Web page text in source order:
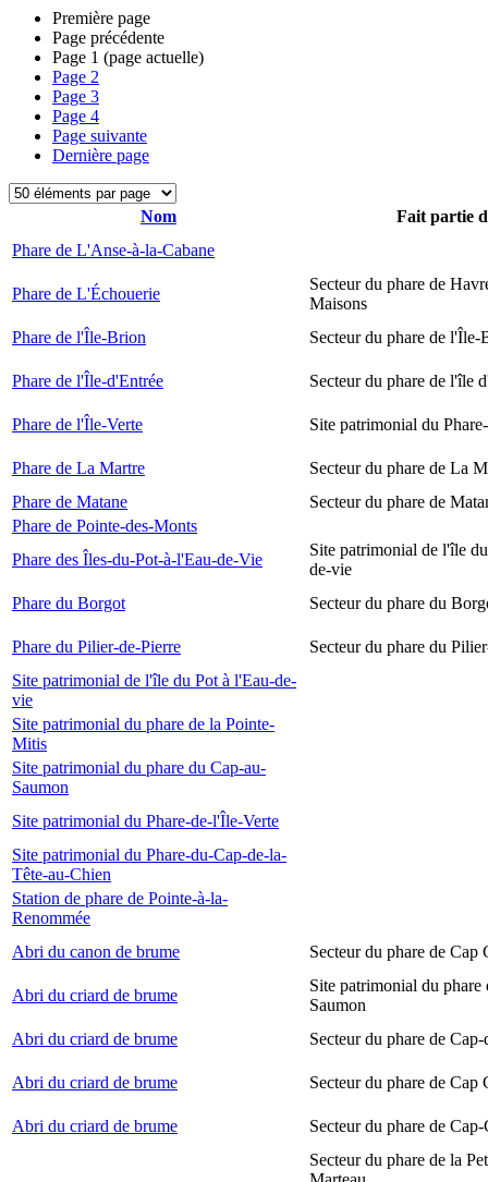
Première page
Page précédente
Page 1 (page actuelle)
Page 2
Page 3
Page 4
Page suivante
Dernière page
Nom
Fait partie
Phare de L'Anse-à-la-Cabane
Phare de L'Échouerie
Secteur du phare de
Maisons
Phare de l'Île-Brion
Secteur du phare de l'Île-
Phare de l'Île-d'Entrée Secteur du phare de l'île
Phare de l'Île-Verte Site patrimonial du
Phare de La Martre
Secteur du phare de La
Phare de Matane
Secteur du phare de
Phare de Pointe-des-Monts
Phare des Îles-du-Pot-à-l'Eau-de-Vie
Site patrimonial de l'île
de-vie
Phare du Borgot
Secteur du phare du
Phare du Pilier-de-Pierre
Secteur du phare du
Site patrimonial de l'île du Pot à l'Eau-de-
vie
Site patrimonial du phare de la Pointe-
Mitis
Site patrimonial du phare du Cap-au-
Saumon
Site patrimonial du Phare-de-l'Île-Verte
Site patrimonial du Phare-du-Cap-de-la-
Tête-au-Chien
Station de phare de Pointe-à-la-
Renommée
Abri du canon de brume
Secteur du phare de Cap
Abri du criard de brume
Site patrimonial du phare
Saumon
Abri du criard de brume
Secteur du phare de Cap-
Abri du criard de brume Secteur du phare de Cap
Abri du criard de brume Secteur du phare de Cap-
Secteur du phare de la